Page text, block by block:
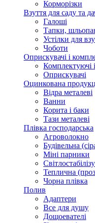
Корморізки
Взуття для саду та
Галоші
Тапки,
Устілки для
Чоботи
Оприскувачі і
Комплектуючі
Оприскувачі
Оцинкована
Відра металеві
Ванни
Корита і баки
Тази металеві
Плівка господарська
Агроволокно
Будівельна
Міні парники
Теплична
Чорна плівка
Полив
Адаптери
Все для душу
Дощоевателі